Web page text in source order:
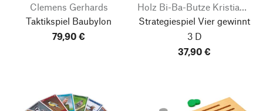
Clemens Gerhards
Taktikspiel Baubylon
79,90 €
Holz Bi-Ba-Butze Kristian Finken
Strategiespiel Vier gewinnt
3 D
37,90 €